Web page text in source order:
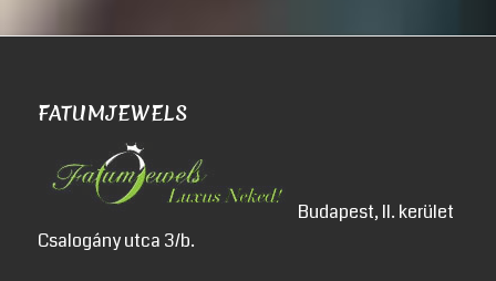
FATUMJEWELS
Budapest, II. kerület
Csalogány utca 3/b.